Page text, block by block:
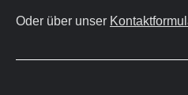
Oder über unser